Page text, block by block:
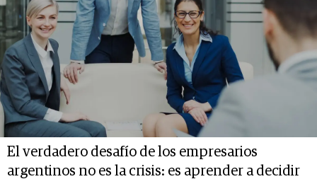
El verdadero desafío de los empresarios
argentinos no es la crisis: es aprender a decidir